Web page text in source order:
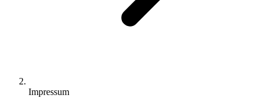
Impressum